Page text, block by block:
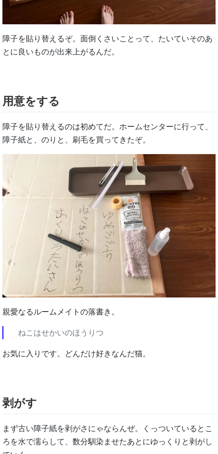
障子を貼り替えるぞ。面倒くさいことって、たいていそのあ
とに良いものが出来上がるんだ。
用意をする
障子を貼り替えるのは初めてだ。ホームセンターに行って、
障子紙と、のりと、刷毛を買ってきたぞ。
親愛なるルームメイトの落書き。
ねこはせかいのほうりつ
お気に入りです。どんだけ好きなんだ猫。
剥がす
まず古い障子紙を剥がさにゃならんぜ。くっついているとこ
ろを水で濡らして、数分馴染ませたあとにゆっくりと剥がし